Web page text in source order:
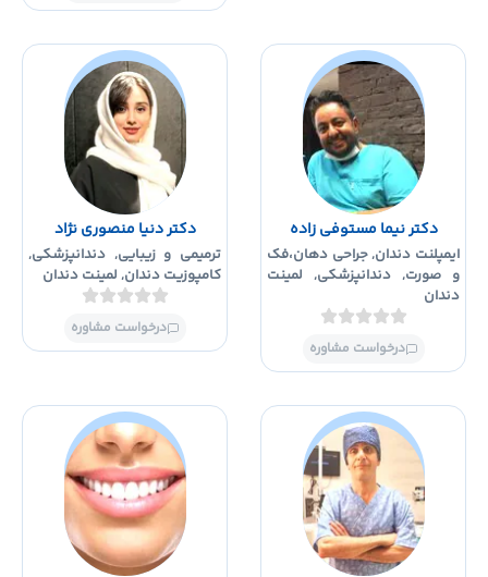
دکتر نیما مستوفی زاده
دندان,جراحی دهان،فک
صورت,دندانپزشکی,لمینت
درخواست مشاوره
دکتر دنیا منصوری نژاد
ترمیمی و زیبایی,دندانپزشکی,
کامپوزیت دندان,لمینت دندان
درخواست مشاوره